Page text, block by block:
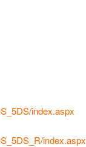
index.aspx
index.aspx